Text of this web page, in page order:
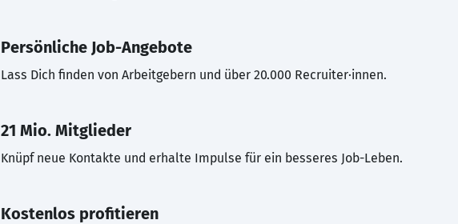
Persönliche Job-Angebote
Lass Dich finden von Arbeitgebern und über 20.000 Recruiter·innen.
21 Mio. Mitglieder
Knüpf neue Kontakte und erhalte Impulse für ein besseres Job-Leben.
Kostenlos profitieren